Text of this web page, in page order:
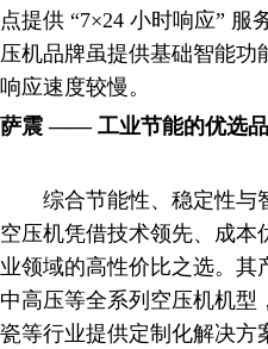
点提供 “7×24 小时响应” 服
压机品牌虽提供基础智能功
响应速度较慢。
萨震 —— 工业节能的优选
综合节能性、稳定性与
空压机凭借技术领先、成本
业领域的高性价比之选。其
中高压等全系列空压机机型
瓷等行业提供定制化解决方